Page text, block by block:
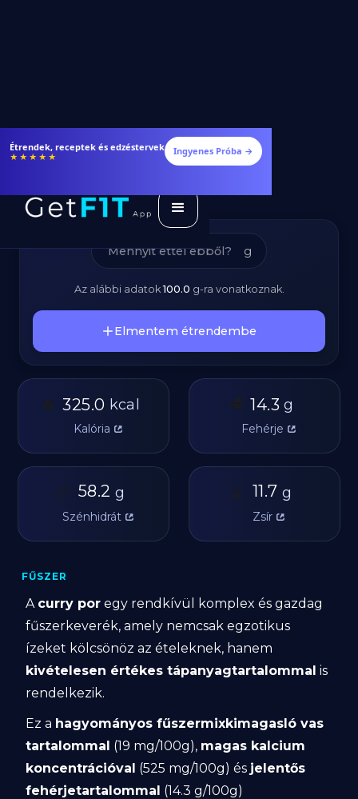
Étrendek, receptek és edzéstervek
★★★★★ Ingyenes Próba →
Curry Por -
Tápanyagok
g
Az alábbi adatok100.0 g-ra vonatkoznak.
Elmentem étrendembe
🔥 325.0 kcal
Kalória
🥩 14.3 g
Fehérje
🥔 58.2 g
Szénhidrát
🫒 11.7 g
Zsír
FŰSZER
A curry por egy rendkívül komplex és gazdag
fűszerkeverék, amely nemcsak egzotikus
ízeket kölcsönöz az ételeknek, hanem
kivételesen értékes tápanyagtartalommal is
rendelkezik.
Ez a hagyományos fűszermixkimagasló vas
tartalommal (19 mg/100g), magas kalcium
koncentrációval (525 mg/100g) és jelentős
fehérjetartalommal (14.3 g/100g)